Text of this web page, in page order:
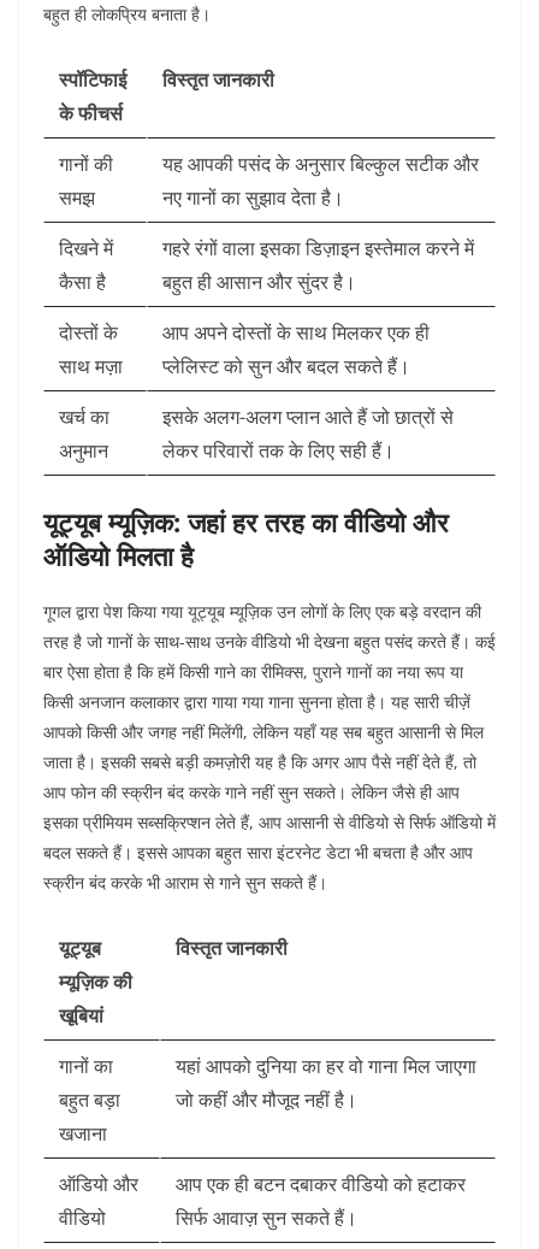
बहुत ही लोकप्रिय बनाता है।
स्पॉटिफाई
के फीचर्स
विस्तृत जानकारी
गानों की
समझ
यह आपकी पसंद के अनुसार बिल्कुल सटीक और
नए गानों का सुझाव देता है।
दिखने में
कैसा है
गहरे रंगों वाला इसका डिज़ाइन इस्तेमाल करने में
बहुत ही आसान और सुंदर है।
दोस्तों के
साथ मज़ा
आप अपने दोस्तों के साथ मिलकर एक ही
प्लेलिस्ट को सुन और बदल सकते हैं।
खर्च का
अनुमान
इसके अलग-अलग प्लान आते हैं जो छात्रों से
लेकर परिवारों तक के लिए सही हैं।
यूट्यूब म्यूज़िक: जहां हर तरह का वीडियो और
ऑडियो मिलता है
गूगल द्वारा पेश किया गया यूट्यूब म्यूज़िक उन लोगों के लिए एक बड़े वरदान की
तरह है जो गानों के साथ-साथ उनके वीडियो भी देखना बहुत पसंद करते हैं। कई
बार ऐसा होता है कि हमें किसी गाने का रीमिक्स, पुराने गानों का नया रूप या
किसी अनजान कलाकार द्वारा गाया गया गाना सुनना होता है। यह सारी चीज़ें
आपको किसी और जगह नहीं मिलेंगी, लेकिन यहाँ यह सब बहुत आसानी से मिल
जाता है। इसकी सबसे बड़ी कमज़ोरी यह है कि अगर आप पैसे नहीं देते हैं, तो
आप फोन की स्क्रीन बंद करके गाने नहीं सुन सकते। लेकिन जैसे ही आप
इसका प्रीमियम सब्सक्रिप्शन लेते हैं, आप आसानी से वीडियो से सिर्फ ऑडियो में
बदल सकते हैं। इससे आपका बहुत सारा इंटरनेट डेटा भी बचता है और आप
स्क्रीन बंद करके भी आराम से गाने सुन सकते हैं।
यूट्यूब
म्यूज़िक की
खूबियां
विस्तृत जानकारी
गानों का
बहुत बड़ा
खजाना
यहां आपको दुनिया का हर वो गाना मिल जाएगा
जो कहीं और मौजूद नहीं है।
ऑडियो और
वीडियो
आप एक ही बटन दबाकर वीडियो को हटाकर
सिर्फ आवाज़ सुन सकते हैं।